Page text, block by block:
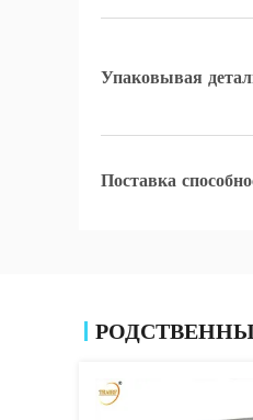
Упаковывая
Поставка